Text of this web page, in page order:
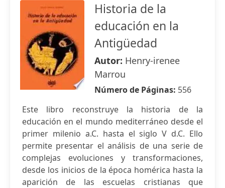
Historia de la
educación en la
Antigüedad
Autor: Henry-irenee
Marrou
Número de Páginas: 556
Este libro reconstruye la historia de la
educación en el mundo mediterráneo desde el
primer milenio a.C. hasta el siglo V d.C. Ello
permite presentar el análisis de una serie de
complejas evoluciones y transformaciones,
desde los inicios de la época homérica hasta la
aparición de las escuelas cristianas que